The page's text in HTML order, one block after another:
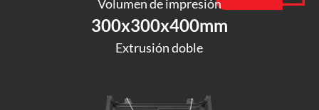
Volumen de impresión
300x300x400mm
Extrusión doble